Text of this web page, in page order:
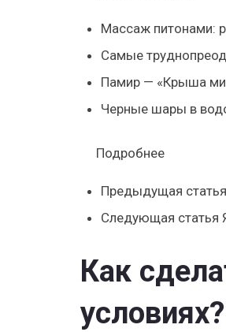
Массаж питонами:
Самые
Памир — «Крыша
Черные шары в
Подробнее
Предыдущая статья
Следующая статья
Как
условиях?